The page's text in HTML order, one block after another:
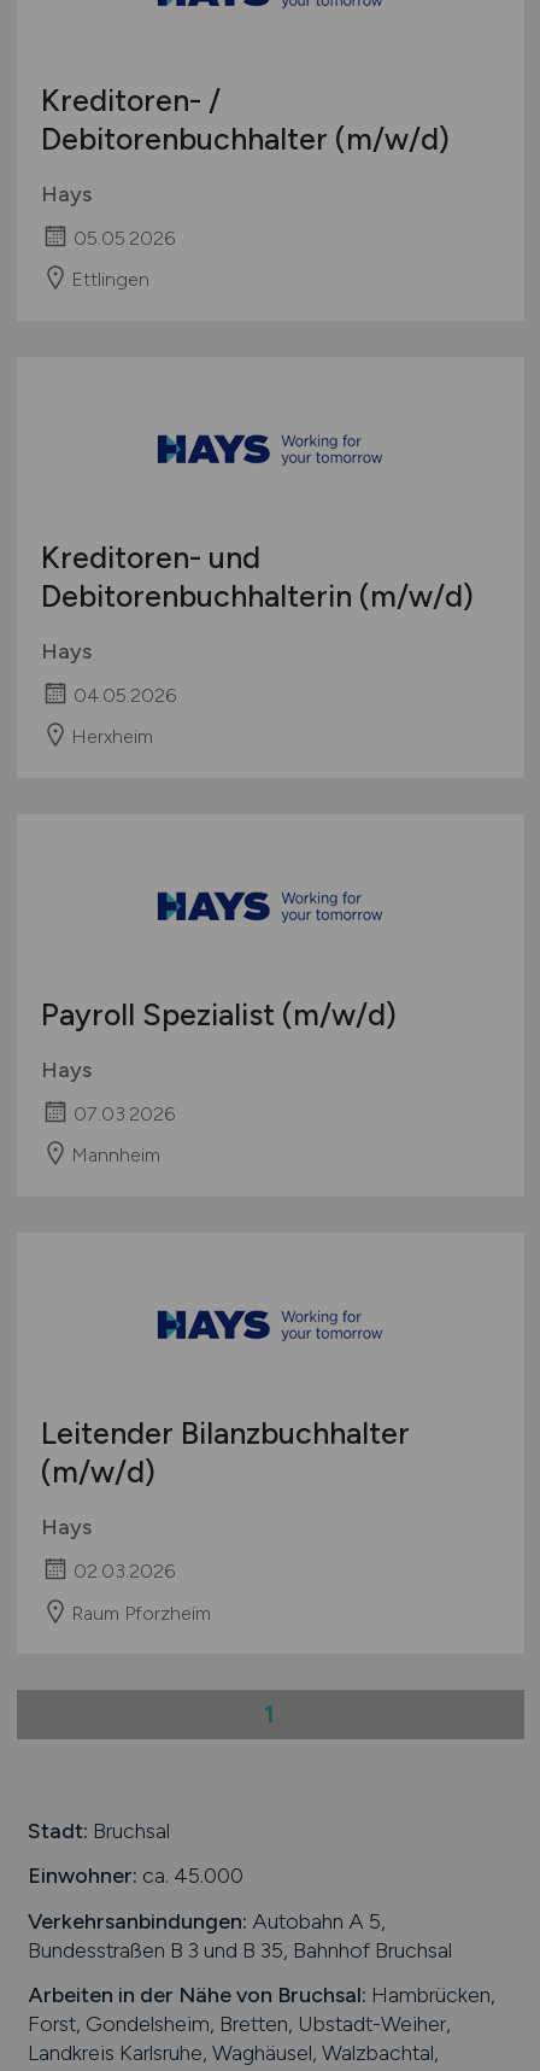
Kreditoren- /
Debitorenbuchhalter (m/w/d)
Hays
05.05.2026
Ettlingen
Kreditoren- und
Debitorenbuchhalterin (m/w/d)
Hays
04.05.2026
Herxheim
Payroll Spezialist (m/w/d)
Hays
07.03.2026
Mannheim
Leitender Bilanzbuchhalter
(m/w/d)
Hays
02.03.2026
Raum Pforzheim
1
Stadt: Bruchsal
Einwohner: ca. 45.000
Verkehrsanbindungen: Autobahn A 5,
Bundesstraßen B 3 und B 35, Bahnhof Bruchsal
Arbeiten in der Nähe von Bruchsal: Hambrücken,
Forst, Gondelsheim, Bretten, Ubstadt-Weiher,
Landkreis Karlsruhe, Waghäusel, Walzbachtal,